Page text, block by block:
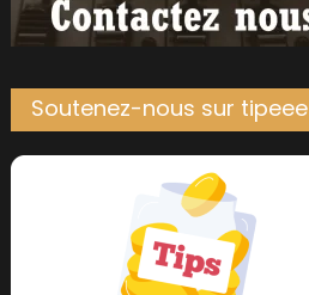
Soutenez-nous sur tipeee